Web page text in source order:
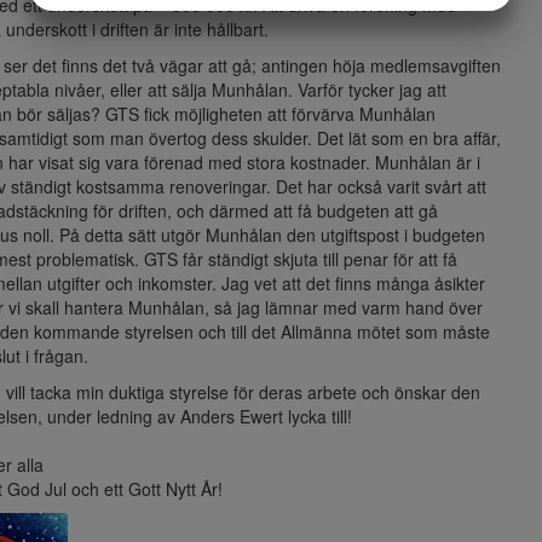
ett underskott på – 500 000 kr. Att driva en förening med
underskott i driften är inte hållbart.
det finns det två vägar att gå; antingen höja medlemsavgiften
nivåer, eller att sälja Munhålan. Varför tycker jag att
bör säljas? GTS fick möjligheten att förvärva Munhålan
som man övertog dess skulder. Det lät som en bra affär,
har visat sig vara förenad med stora kostnader. Munhålan är i
ständigt kostsamma renoveringar. Det har också varit svårt att
för driften, och därmed att få budgeten att gå
noll. På detta sätt utgör Munhålan den utgiftspost i budgeten
problematisk. GTS får ständigt skjuta till penar för att få
utgifter och inkomster. Jag vet att det finns många åsikter
vi skall hantera Munhålan, så jag lämnar med varm hand över
kommande styrelsen och till det Allmänna mötet som måste
i frågan.
vill tacka min duktiga styrelse för deras arbete och önskar den
under ledning av Anders Ewert lycka till!
alla
God Jul och ett Gott Nytt År!
MARKETING